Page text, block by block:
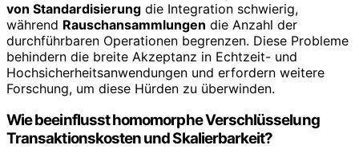
von Standardisierung die Integration schwierig,
während Rauschansammlungen die Anzahl der
durchführbaren Operationen begrenzen. Diese Probleme
behindern die breite Akzeptanz in Echtzeit- und
Hochsicherheitsanwendungen und erfordern weitere
Forschung, um diese Hürden zu überwinden.
Wie beeinflusst homomorphe Verschlüsselung
Transaktionskosten und Skalierbarkeit?